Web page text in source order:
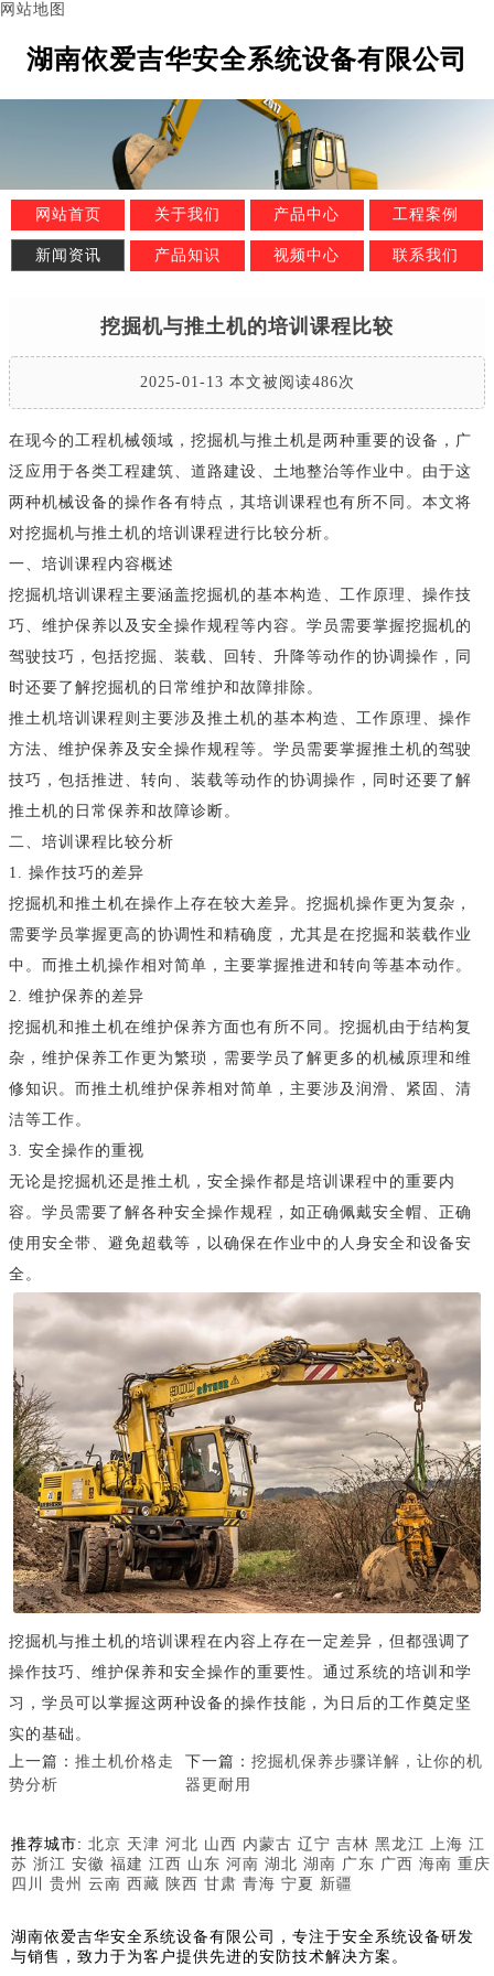
网站地图
湖南依爱吉华安全系统设备有限公司
网站首页 关于我们 产品中心 工程案例
新闻资讯 产品知识 视频中心 联系我们
挖掘机与推土机的培训课程比较
2025-01-13 本文被阅读486次
在现今的工程机械领域，挖掘机与推土机是两种重要的设备，广
泛应用于各类工程建筑、道路建设、土地整治等作业中。由于这
两种机械设备的操作各有特点，其培训课程也有所不同。本文将
对挖掘机与推土机的培训课程进行比较分析。
一、培训课程内容概述
挖掘机培训课程主要涵盖挖掘机的基本构造、工作原理、操作技
巧、维护保养以及安全操作规程等内容。学员需要掌握挖掘机的
驾驶技巧，包括挖掘、装载、回转、升降等动作的协调操作，同
时还要了解挖掘机的日常维护和故障排除。
推土机培训课程则主要涉及推土机的基本构造、工作原理、操作
方法、维护保养及安全操作规程等。学员需要掌握推土机的驾驶
技巧，包括推进、转向、装载等动作的协调操作，同时还要了解
推土机的日常保养和故障诊断。
二、培训课程比较分析
1. 操作技巧的差异
挖掘机和推土机在操作上存在较大差异。挖掘机操作更为复杂，
需要学员掌握更高的协调性和精确度，尤其是在挖掘和装载作业
中。而推土机操作相对简单，主要掌握推进和转向等基本动作。
2. 维护保养的差异
挖掘机和推土机在维护保养方面也有所不同。挖掘机由于结构复
杂，维护保养工作更为繁琐，需要学员了解更多的机械原理和维
修知识。而推土机维护保养相对简单，主要涉及润滑、紧固、清
洁等工作。
3. 安全操作的重视
无论是挖掘机还是推土机，安全操作都是培训课程中的重要内
容。学员需要了解各种安全操作规程，如正确佩戴安全帽、正确
使用安全带、避免超载等，以确保在作业中的人身安全和设备安
全。
挖掘机与推土机的培训课程在内容上存在一定差异，但都强调了
操作技巧、维护保养和安全操作的重要性。通过系统的培训和学
习，学员可以掌握这两种设备的操作技能，为日后的工作奠定坚
实的基础。
上一篇： 推土机价格走
势分析
下一篇： 挖掘机保养步骤详解，让你的机
器更耐用
推荐城市: 北京 天津 河北 山西 内蒙古 辽宁 吉林 黑龙江 上海 江
苏 浙江 安徽 福建 江西 山东 河南 湖北 湖南 广东 广西 海南 重庆
四川
贵州 云南 西藏 陕西 甘肃 青海 宁夏 新疆
湖南依爱吉华安全系统设备有限公司，专注于安全系统设备研发
与销售，致力于为客户提供先进的安防技术解决方案。